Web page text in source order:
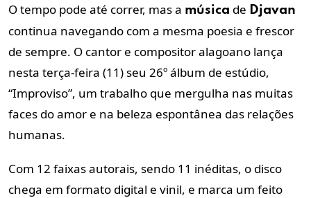
O tempo pode até correr, mas a música de Djavan
continua navegando com a mesma poesia e frescor
de sempre. O cantor e compositor alagoano lança
nesta terça-feira (11) seu 26º álbum de estúdio,
“Improviso”, um trabalho que mergulha nas muitas
faces do amor e na beleza espontânea das relações
humanas.
Com 12 faixas autorais, sendo 11 inéditas, o disco
chega em formato digital e vinil, e marca um feito